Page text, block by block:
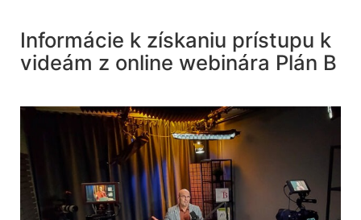
Informácie k získaniu prístupu k
videám z online webinára Plán B